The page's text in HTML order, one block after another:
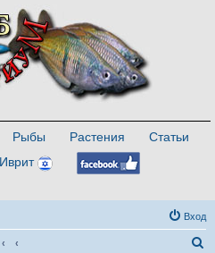
Рыбы Растения
Статьи
Иврит
Вход